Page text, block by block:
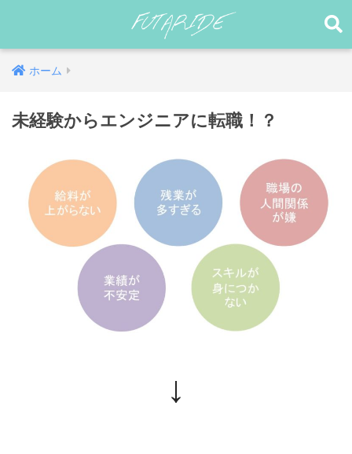
ホーム
未経験からエンジニアに転職！？
↓